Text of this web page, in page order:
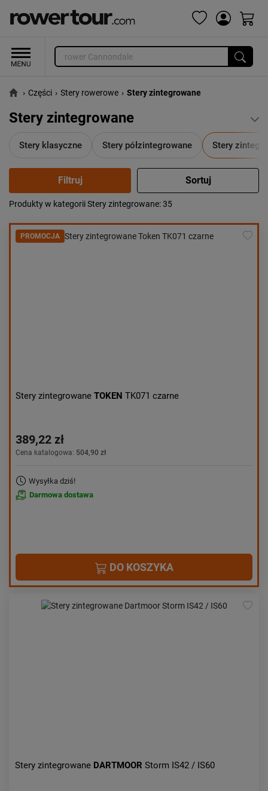
› Części › Stery rowerowe › Stery zintegrowane
Stery zintegrowane
Stery klasyczne Stery półzintegrowane Stery
Popularność:
Cena:
od najniższej
od najwyższej
Produkty w kategorii Stery zintegrowane: 35
PROMOCJA
Stery zintegrowane TOKEN TK071 czarne
389,22 zł
Cena katalogowa: 504,90 zł
Wysyłka dziś!
Darmowa dostawa
DO KOSZYKA
Stery zintegrowane DARTMOOR Storm IS42 / IS60